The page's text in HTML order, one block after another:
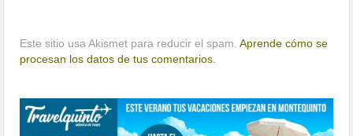
Este sitio usa Akismet para reducir el spam.Aprende cómo se
procesan los datos de tus comentarios.